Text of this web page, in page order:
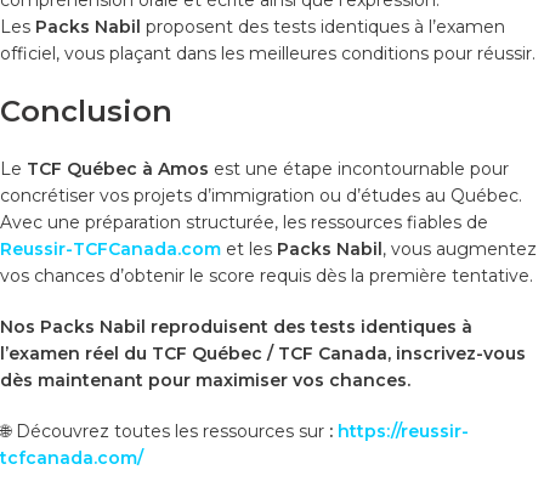
Les Packs Nabil proposent des tests identiques à l’examen
officiel, vous plaçant dans les meilleures conditions pour réussir.
Conclusion
Le TCF Québec à Amos est une étape incontournable pour
concrétiser vos projets d’immigration ou d’études au Québec.
Avec une préparation structurée, les ressources fiables de
Reussir-TCFCanada.com et les Packs Nabil , vous augmentez
vos chances d’obtenir le score requis dès la première tentative.
Nos Packs Nabil reproduisent des tests identiques à
l’examen réel du TCF Québec / TCF Canada, inscrivez-vous
dès maintenant pour maximiser vos chances.
🌐 Découvrez toutes les ressources sur : https://reussir-
tcfcanada.com/